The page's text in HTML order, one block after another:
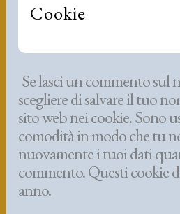
Cookie
Se lasci un commento sul
scegliere di salvare il tuo
sito web nei cookie. Sono
comodità in modo che tu
nuovamente i tuoi dati
commento. Questi cookie
anno.